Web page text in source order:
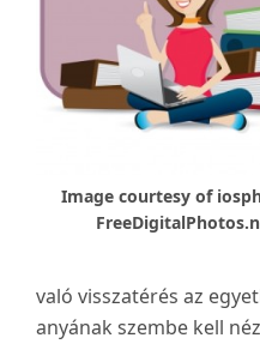
Image courtesy of
való visszatérés az
anyának szembe kell